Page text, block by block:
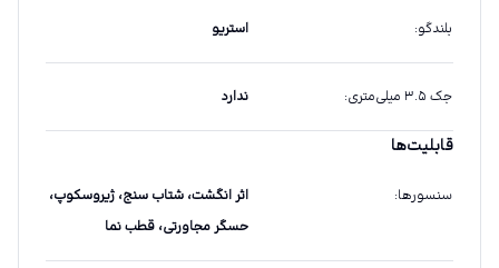
بلندگو: استریو
جک ۳.۵ میلی‌متری : ندارد
قابلیت‌ها
سنسورها:
اثر انگشت، شتاب سنج، ژیروسکوپ،
حسگر مجاورتی، قطب نما